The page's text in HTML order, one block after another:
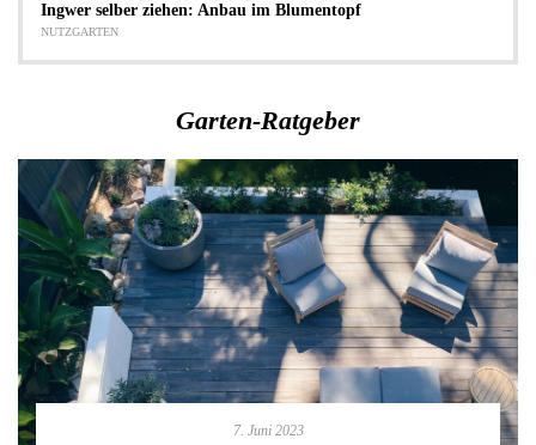
Ingwer selber ziehen: Anbau im Blumentopf
NUTZGARTEN
Garten-Ratgeber
7. Juni 2023